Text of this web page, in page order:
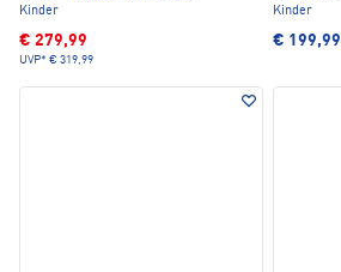
Kinder
€ 279,99
UVP* € 319,99
Kinder
€ 199,99